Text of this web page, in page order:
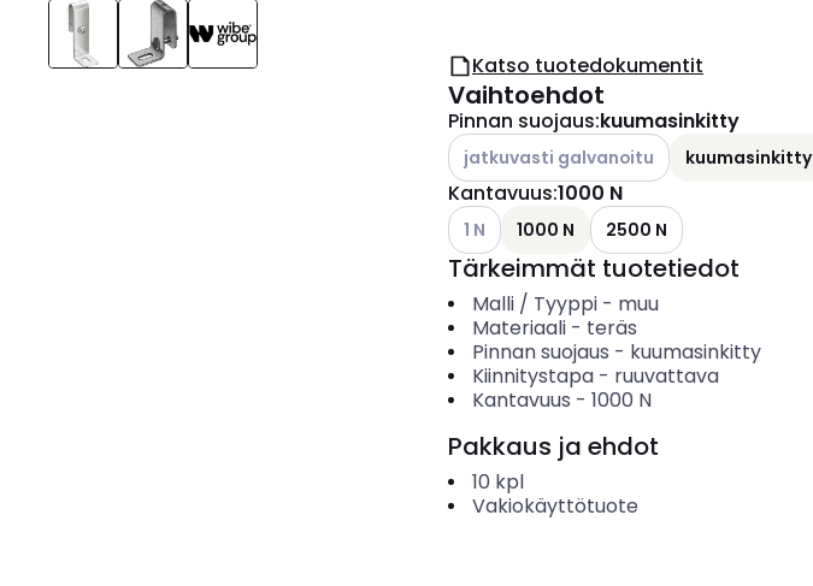
Katso tuotedokumentit
Vaihtoehdot
Pinnan suojaus:kuumasinkitty
Katso käytettävissä olevat vaihtoehdot
jatkuvasti galvanoitu kuumasinkitty
Kantavuus:1000 N
Katso käytettävissä olevat vaihtoehdot
1 N 1000 N 2500 N
Tärkeimmät tuotetiedot
Malli / Tyyppi- muu
Materiaali- teräs
Pinnan suojaus - kuumasinkitty
Kiinnitystapa- ruuvattava
Kantavuus - 1000 N
Pakkaus ja ehdot
10 kpl
Vakiokäyttötuote